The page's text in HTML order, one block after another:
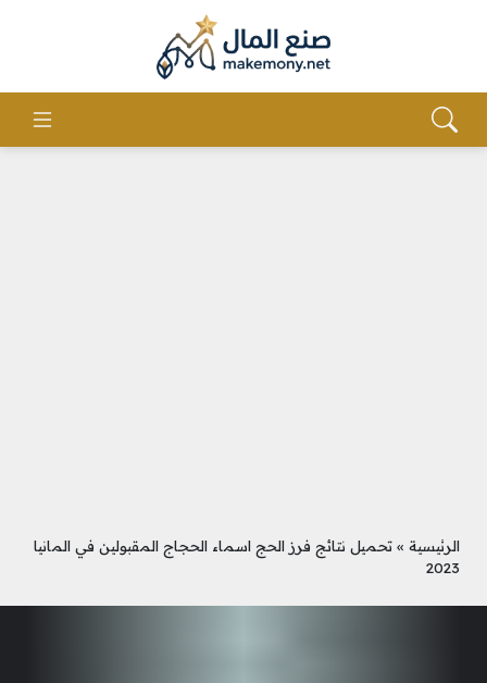
الرئيسية » تحميل نتائج فرز الحج اسماء الحجاج المقبولين في المانيا
2023